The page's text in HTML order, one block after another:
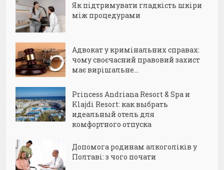
Як підтримувати гладкість шкіри
між процедурами
Адвокат у кримінальних справах:
чому своєчасний правовий захист
має вирішальне...
Princess Andriana Resort & Spa и
Klajdi Resort: как выбрать
идеальный отель для
комфортного отпуска
Допомога родинам алкоголіків у
Полтаві: з чого почати